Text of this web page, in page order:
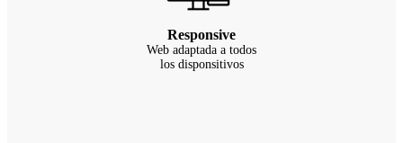
Responsive
Web adaptada a todos
los disponsitivos